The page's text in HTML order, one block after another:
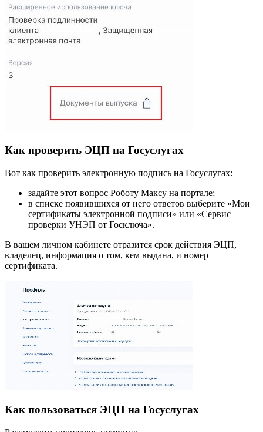
Как проверить ЭЦП на Госуслугах
Вот как проверить электронную подпись на Госуслугах:
задайте этот вопрос Роботу Максу на портале;
в списке появившихся от него ответов выберите «Мои
сертификаты электронной подписи» или «Сервис
проверки УНЭП от Госключа».
В вашем личном кабинете отразится срок действия ЭЦП,
владелец, информация о том, кем выдана, и номер
сертификата.
Как пользоваться ЭЦП на Госуслугах